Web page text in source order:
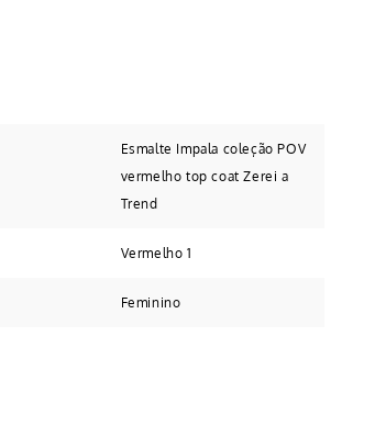
Esmalte Impala coleção POV
vermelho top coat Zerei a
Trend
Vermelho 1
Feminino